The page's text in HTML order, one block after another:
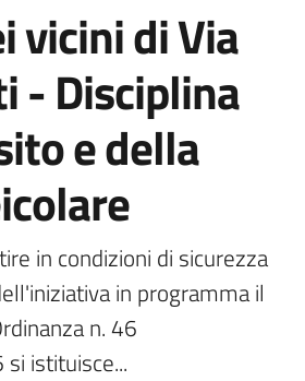
vicini di Via
- Disciplina
e della
in condizioni di sicurezza
in programma il
n. 46
istituisce...